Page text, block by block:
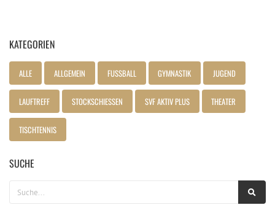
KATEGORIEN
ALLE ALLGEMEIN FUSSBALL GYMNASTIK JUGEND
LAUFTREFF STOCKSCHIESSEN SVF AKTIV PLUS THEATER
TISCHTENNIS
SUCHE